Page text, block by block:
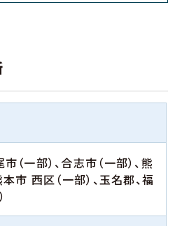
（一部）、合志市（一部）、熊
市 西区（一部）、玉名郡、福